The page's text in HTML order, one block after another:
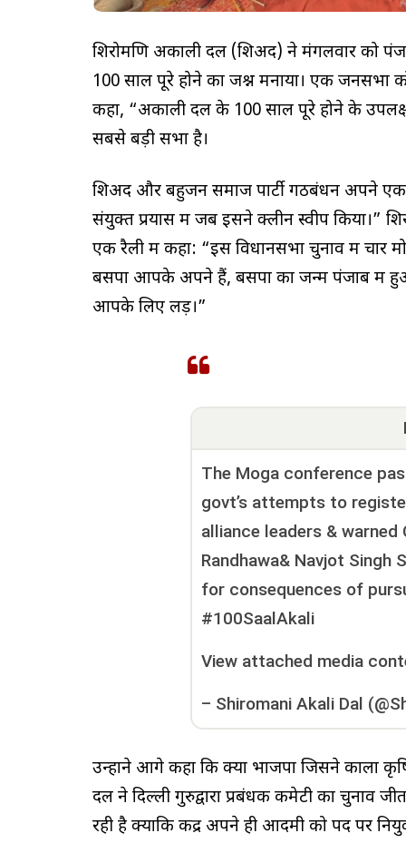
शिरोमणि अकाली दल (शिअद) ने मंगलवार को
100 साल पूरे होने का जश्न मनाया। एक जनसभा
कहा, “अकाली दल के 100 साल पूरे होने के
सबसे बड़ी सभा है।
शिअद और बहुजन समाज पार्टी गठबंधन अपने
संयुक्त प्रयास में जब इसने क्लीन स्वीप किया।”
एक रैली में कहा: “इस विधानसभा चुनाव में चार
बसपा आपके अपने हैं, बसपा का जन्म पंजाब में
आपके लिए लड़ें।”
The Moga conference
govt’s attempts to
alliance leaders & warned
Randhawa& Navjot Singh
for consequences of
#100SaalAkali
View attached media
– Shiromani Akali Dal
उन्होंने आगे कहा कि क्या भाजपा जिसने काला
दल ने दिल्ली गुरुद्वारा प्रबंधक कमेटी का चुनाव
रही है क्योंकि केंद्र अपने ही आदमी को पद पर